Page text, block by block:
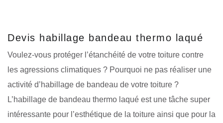
Devis habillage bandeau thermo laqué
Voulez-vous protéger l’étanchéité de votre toiture contre
les agressions climatiques ? Pourquoi ne pas réaliser une
activité d’habillage de bandeau de votre toiture ?
L’habillage de bandeau thermo laqué est une tâche super
intéressante pour l’esthétique de la toiture ainsi que pour la